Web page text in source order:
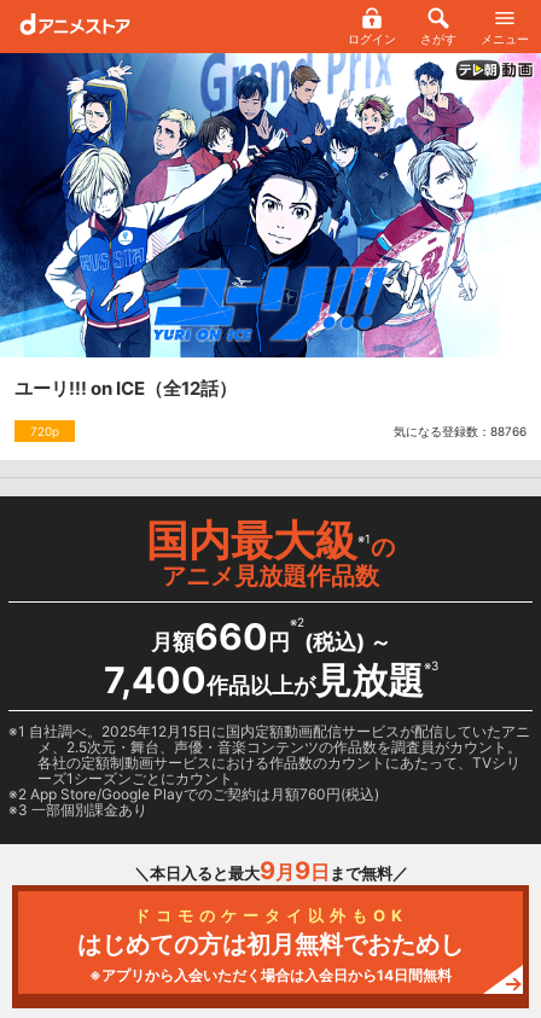
ログイン さがす メニュー
ユーリ!!! on ICE （全12話）
720p 気になる登録数： 88766
国内最大級※1の
アニメ見放題作品数
月額660 円
※2
(税込) ～
7,400作品以上が見放題※3
1 自社調べ。2025年12月15日に国内定額動画配信サービスが配信していたアニ
メ、2.5次元・舞台、声優・音楽コンテンツの作品数を調査員がカウント。
各社の定額制動画サービスにおける作品数のカウントにあたって、TVシリ
ーズ1シーズンごとにカウント。
2 App Store/Google Playでのご契約は月額760円(税込)
3 一部個別課金あり
＼本日入ると最大9月 9日 まで無料／
ドコモのケータイ以外もOK
はじめての方は初月無料でおためし
※アプリから入会いただく場合は入会日から14日間無料